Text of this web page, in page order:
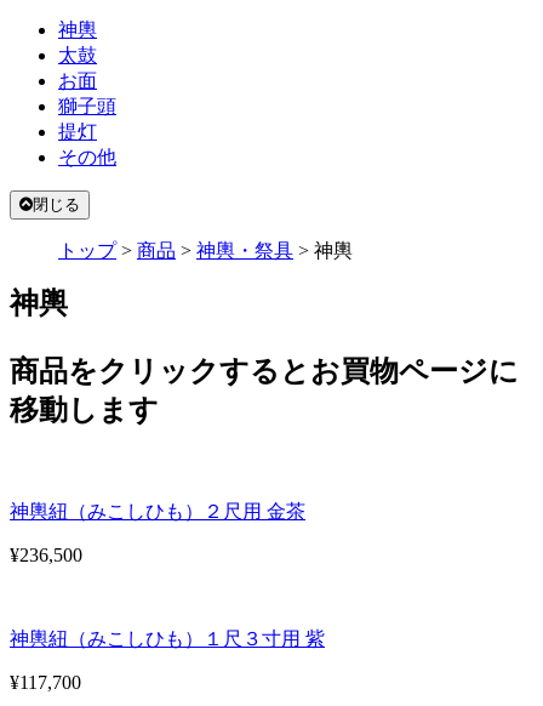
神輿
太鼓
お面
獅子頭
提灯
その他
閉じる
トップ> 商品 > 神輿・祭具 > 神輿
神輿
商品をクリックするとお買物ページに
移動します
神輿紐（みこしひも）２尺用 金茶
¥236,500
神輿紐（みこしひも）１尺３寸用 紫
¥117,700